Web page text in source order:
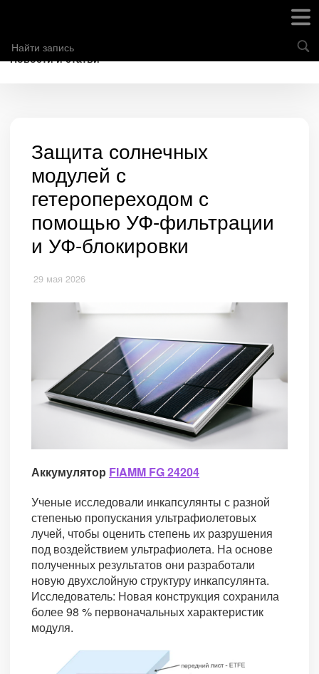
Новости и статьи
Защита солнечных
модулей с
гетеропереходом с
помощью УФ-фильтрации
и УФ-блокировки
29 мая 2026
Аккумулятор FIAMM FG 24204
Ученые исследовали инкапсулянты с разной
степенью пропускания ультрафиолетовых
лучей, чтобы оценить степень их разрушения
под воздействием ультрафиолета. На основе
полученных результатов они разработали
новую двухслойную структуру инкапсулянта.
Исследователь: Новая конструкция сохранила
более 98 % первоначальных характеристик
модуля.